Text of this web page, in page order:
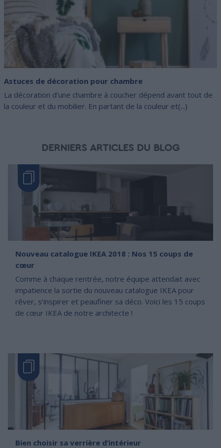
Astuces de décoration pour chambre
La décoration d’une chambre à coucher dépend avant tout de
la couleur et du mobilier. En partant de la couleur et(...)
DERNIERS ARTICLES DU BLOG
Nouveau catalogue IKEA 2018 : Nos 15 coups de
cœur
Comme à chaque rentrée, notre équipe attendait avec
impatience la sortie du nouveau catalogue IKEA pour
rêver, s’inspirer et peaufiner sa déco. Voici les 15 coups
de cœur IKEA de notre architecte !
Bien choisir sa verrière d’intérieur